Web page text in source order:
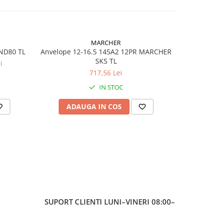
TL
MARCHER
Anvelope 12-16.5 145A2 12PR MARCHER
SKS TL
717,56 Lei
IN STOC
ADAUGA IN COS
SUPORT CLIENTI LUNI–VINERI 08:00–